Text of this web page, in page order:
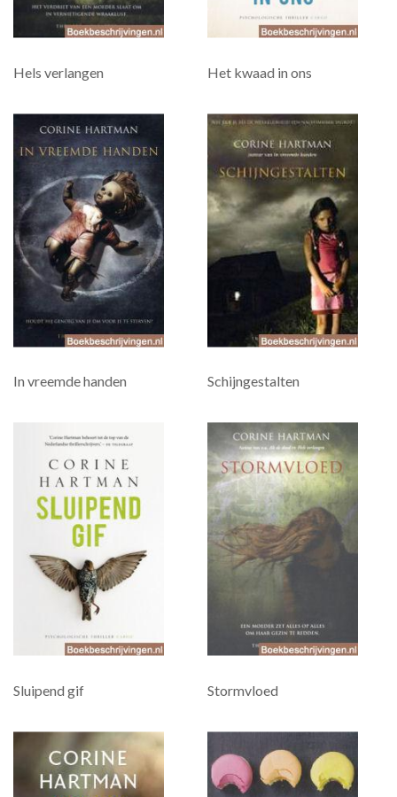
Hels verlangen Het kwaad in ons
In vreemde handen Schijngestalten
Sluipend gif Stormvloed